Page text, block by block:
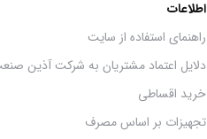
اطلاعات
راهنمای استفاده از سایت
دلایل اعتماد مشتریان به شرکت آذین
خرید اقساطی
تجهیزات بر اساس مصرف